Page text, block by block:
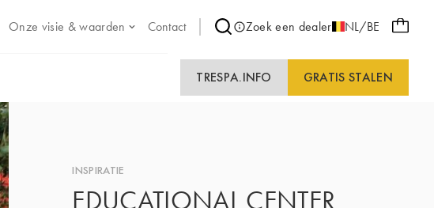
Onze visie & waarden Contact Zoek een dealer NL/BE
TRESPA.INFO GRATIS STALEN
INSPIRATIE
EDUCATIONAL CENTER